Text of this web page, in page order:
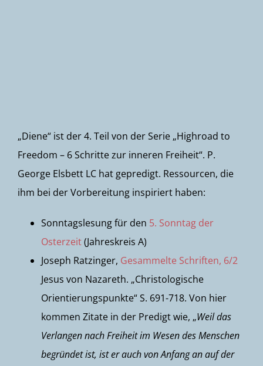
„Diene“ ist der 4. Teil von der Serie „Highroad to
Freedom – 6 Schritte zur inneren Freiheit“. P.
George Elsbett LC hat gepredigt. Ressourcen, die
ihm bei der Vorbereitung inspiriert haben:
Sonntagslesung für den 5. Sonntag der
Osterzeit(Jahreskreis A)
Joseph Ratzinger, Gesammelte Schriften, 6/2
Jesus von Nazareth. „Christologische
Orientierungspunkte“ S. 691-718. Von hier
kommen Zitate in der Predigt wie, „Weil das
Verlangen nach Freiheit im Wesen des Menschen
begründet ist, ist er auch von Anfang an auf der